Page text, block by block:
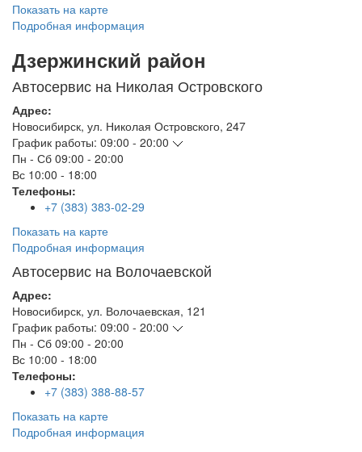
Показать на карте
Подробная информация
Дзержинский район
Автосервис на Николая Островского
Адрес:
Новосибирск, ул. Николая Островского, 247
График работы: 09:00 - 20:00
Пн - Сб 09:00 - 20:00
Вс 10:00 - 18:00
Телефоны:
+7 (383) 383-02-29
Показать на карте
Подробная информация
Автосервис на Волочаевской
Адрес:
Новосибирск, ул. Волочаевская, 121
График работы: 09:00 - 20:00
Пн - Сб 09:00 - 20:00
Вс 10:00 - 18:00
Телефоны:
+7 (383) 388-88-57
Показать на карте
Подробная информация